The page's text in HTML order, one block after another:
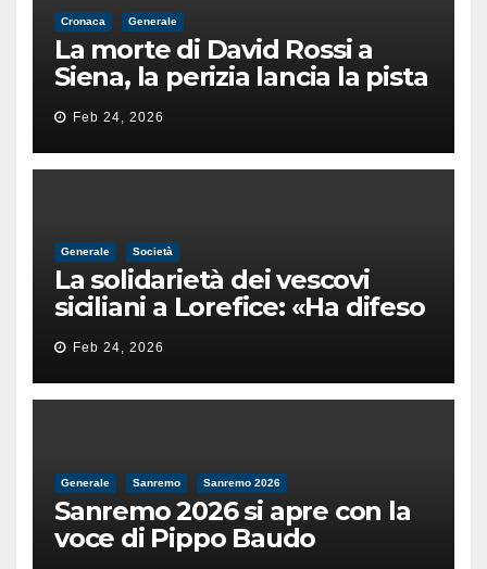
Cronaca Generale
La morte di David Rossi a
Siena, la perizia lancia la pista
di un’intimidazione finita
male
Feb 24, 2026
Generale Società
La solidarietà dei vescovi
siciliani a Lorefice: «Ha difeso
il valore e la dignità
dell’umanità»
Feb 24, 2026
Generale Sanremo Sanremo 2026
Sanremo 2026 si apre con la
voce di Pippo Baudo